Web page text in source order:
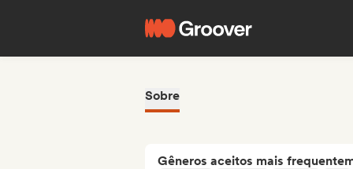
Sobre
Gêneros aceitos mais